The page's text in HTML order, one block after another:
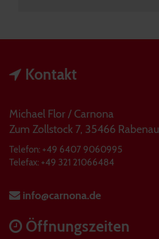
Kontakt
Michael Flor / Carnona
Zum Zollstock 7, 35466 Rabenau
Telefon: +49 6407 9060995
Telefax: +49 321 21066484
info@carnona.de
Öffnungszeiten